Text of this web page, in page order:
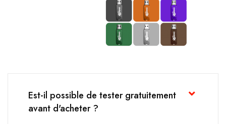
Est-il possible de tester gratuitement
avant d'acheter ?